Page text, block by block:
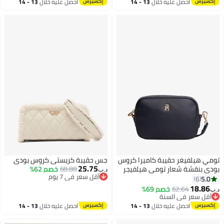
اغسطس اغسطس
4
تومي هيلفيغر حقيبة كاميرا كروس
بودي بنقشة شعار تومي هيلفيجر
5.0
6
د.ب‏18.86
62.64خصم 69%
أقل سعر في السنة
أقل سعر في السنة
احصل عليه خلال 13 - 14
جس حقيبة كريستي كروس بودي
د.ب‏25.75
68.88خصم 62%
أقل سعر في 7 يوم
احصل عليه خلال 13 - 14